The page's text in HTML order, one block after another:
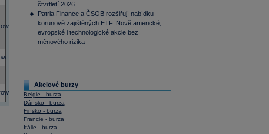
čtvrtletí 2026
Patria Finance a ČSOB rozšiřují nabídku
korunově zajištěných ETF. Nově americké,
evropské i technologické akcie bez
měnového rizika
Akciové burzy
Belgie - burza
Dánsko - burza
Finsko - burza
Francie - burza
Itálie - burza